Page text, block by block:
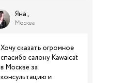
Яна ,
Москва
Хочу сказать огромное
спасибо салону Kawaicat
в Москве за
консультацию и